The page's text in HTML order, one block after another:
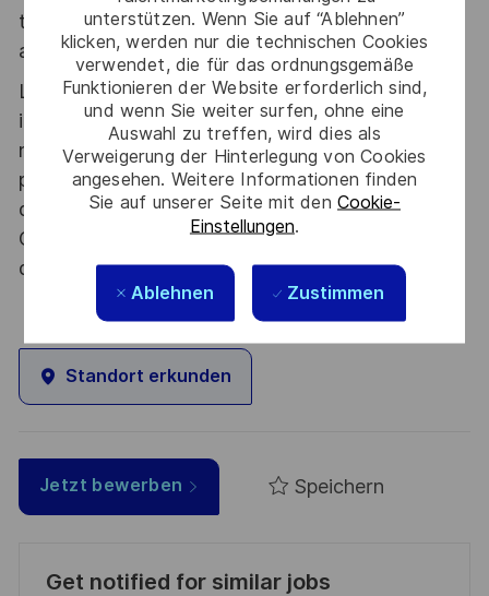
unterstützen. Wenn Sie auf “Ablehnen”
klicken, werden nur die technischen Cookies
verwendet, die für das ordnungsgemäße
Funktionieren der Website erforderlich sind,
und wenn Sie weiter surfen, ohne eine
Auswahl zu treffen, wird dies als
Verweigerung der Hinterlegung von Cookies
angesehen. Weitere Informationen finden
Sie auf unserer Seite mit den Cookie-
Einstellungen.
Ablehnen Zustimmen
tous les talents. La diversité est notre meilleur
atout. Postulez et rejoignez nous !
Le poste pouvant nécessiter d'accéder à des
informations relevant du secret de la défense
nationale, la personne retenue fera l'objet d'une
procédure d’habilitation, conformément aux
dispositions des articles R.2311-1 et suivants du
Code de la défense et de l’IGI 1300 SGDSN/PSE
du 09 août 2021.
Standort erkunden
Jetzt bewerben Speichern
Get notified for similar jobs